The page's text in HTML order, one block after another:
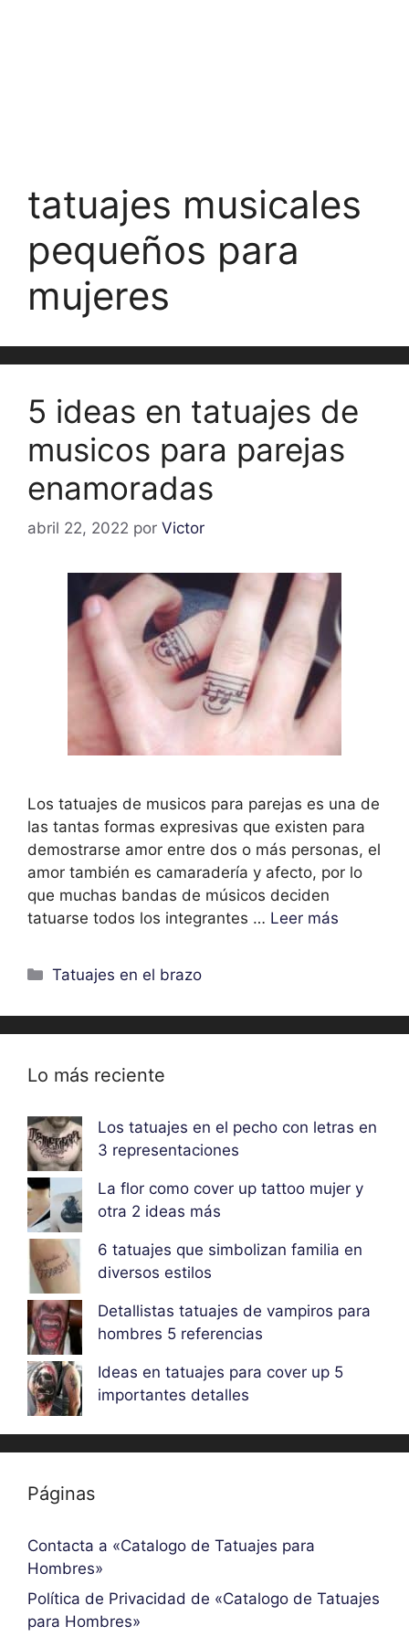
tatuajes musicales
pequeños para
mujeres
5 ideas en tatuajes de
musicos para parejas
enamoradas
abril 22, 2022 por Victor
Los tatuajes de musicos para parejas es una de
las tantas formas expresivas que existen para
demostrarse amor entre dos o más personas, el
amor también es camaradería y afecto, por lo
que muchas bandas de músicos deciden
tatuarse todos los integrantes … Leer más
Categorías
Tatuajes en el brazo
Lo más reciente
Los tatuajes en el pecho con letras en
3 representaciones
La flor como cover up tattoo mujer y
otra 2 ideas más
6 tatuajes que simbolizan familia en
diversos estilos
Detallistas tatuajes de vampiros para
hombres 5 referencias
Ideas en tatuajes para cover up 5
importantes detalles
Páginas
Contacta a «Catalogo de Tatuajes para
Hombres»
Política de Privacidad de «Catalogo de Tatuajes
para Hombres»